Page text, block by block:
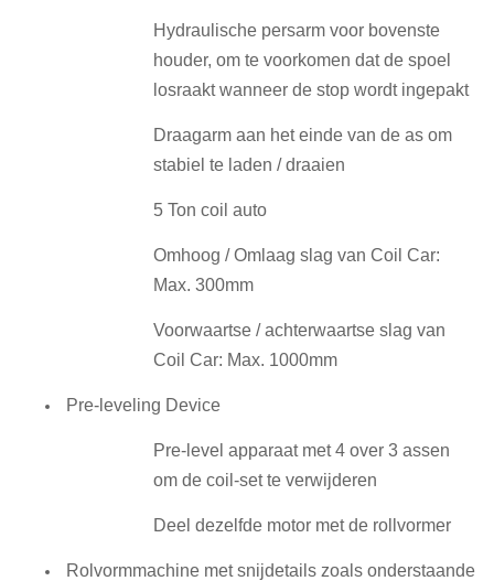
Hydraulische persarm voor bovenste
houder, om te voorkomen dat de spoel
losraakt wanneer de stop wordt ingepakt
Draagarm aan het einde van de as om
stabiel te laden / draaien
5 Ton coil auto
Omhoog / Omlaag slag van Coil Car:
Max. 300mm
Voorwaartse / achterwaartse slag van
Coil Car: Max. 1000mm
Pre-leveling Device
Pre-level apparaat met 4 over 3 assen
om de coil-set te verwijderen
Deel dezelfde motor met de rollvormer
Rolvormmachine met snijdetails zoals onderstaande